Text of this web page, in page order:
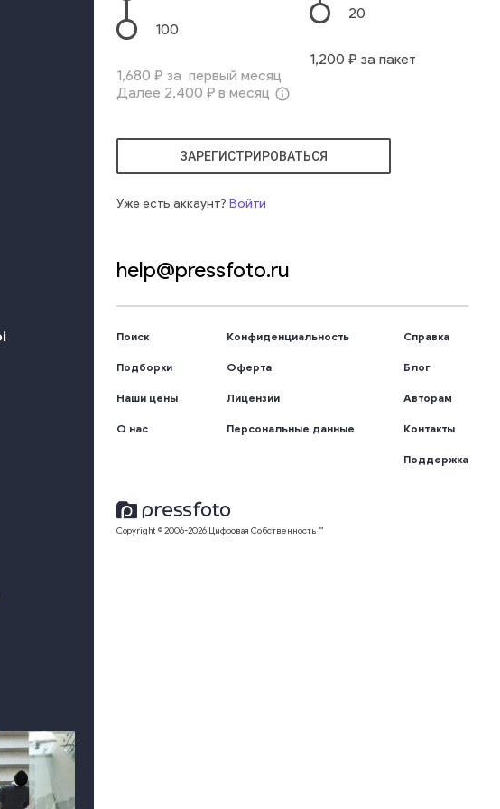
100
1,680 ₽ за первый месяц
Далее 2,400 ₽ в месяц info_outline
20
1,200 ₽ за пакет
ЗАРЕГИСТРИРОВАТЬСЯ
Уже есть аккаунт? Войти
help@pressfoto.ru
Поиск
Подборки
Наши цены
О нас
Конфиденциальность
Оферта
Лицензии
Персональные данные
Справка
Блог
Авторам
Контакты
Поддержка
Copyright © 2006-2026 Цифровая Собственность ™